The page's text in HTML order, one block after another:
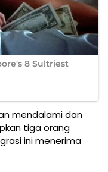
mendalami dan
tiga orang
ini menerima